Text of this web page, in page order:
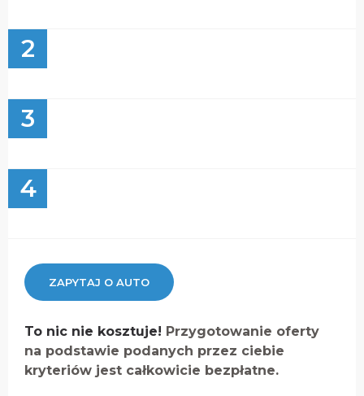
2
3
4
ZAPYTAJ O AUTO
To nic nie kosztuje! Przygotowanie oferty
na podstawie podanych przez ciebie
kryteriów jest całkowicie bezpłatne.